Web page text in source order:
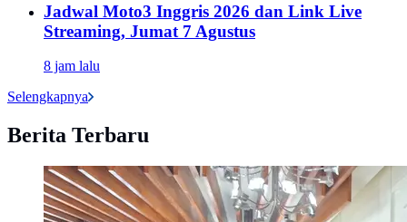
Jadwal Moto3 Inggris 2026 dan Link Live
Streaming, Jumat 7 Agustus
8 jam lalu
Selengkapnya
Berita Terbaru